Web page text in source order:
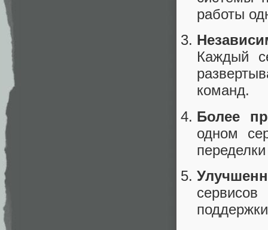
работы
Каждый
команд.
Более
одном